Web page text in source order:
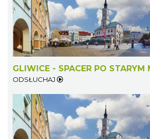
GLIWICE - SPACER PO STARYM
ODSŁUCHAJ